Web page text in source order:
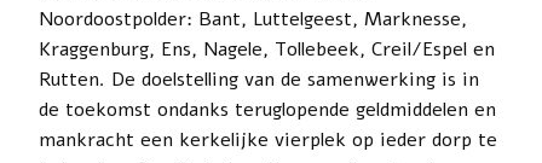
Noordoostpolder: Bant, Luttelgeest, Marknesse,
Kraggenburg, Ens, Nagele, Tollebeek, Creil/Espel en
Rutten. De doelstelling van de samenwerking is in
de toekomst ondanks teruglopende geldmiddelen en
mankracht een kerkelijke vierplek op ieder dorp te